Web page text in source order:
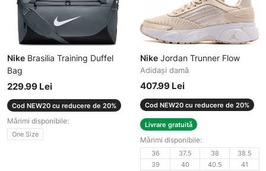
Nike Brasilia Training Duffel
Bag
Geantă sport
229.99 Lei
Cod NEW20 cu reducere de 20%
Mărimi disponibile:
One Size
Nike Jordan Trunner Flow
Adidași damă
407.99 Lei
Cod NEW20 cu reducere de 20%
Livrare gratuită
Mărimi disponibile:
36 37.5 38
38.5
39
40 40.5
41